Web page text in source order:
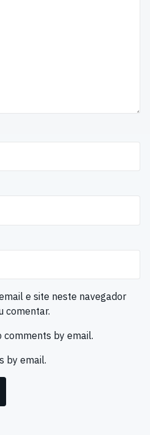
e site neste navegador
comentar.
by email.
by email.